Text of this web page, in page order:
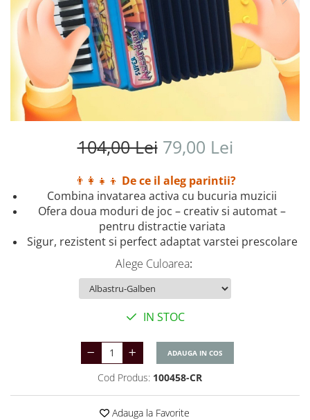
104,00 Lei 79,00 Lei
👨‍👩‍👧‍👦 De ce il aleg parintii?
Combina invatarea activa cu bucuria muzicii
Ofera doua moduri de joc – creativ si automat –
pentru distractie variata
Sigur, rezistent si perfect adaptat varstei prescolare
Alege Culoarea:
IN STOC
ADAUGA IN COS
Cod Produs: 100458-CR
Adauga la Favorite